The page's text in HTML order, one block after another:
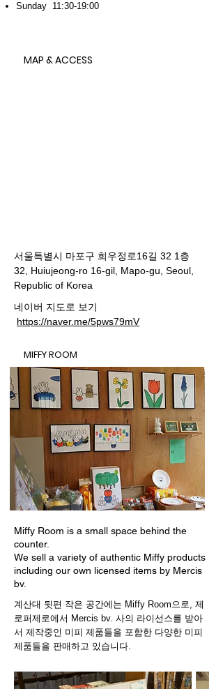
Sunday 11:30-19:00
MAP & ACCESS
서울특별시 마포구 희우정로16길 32 1층
32, Huiujeong-ro 16-gil, Mapo-gu, Seoul,
Republic of Korea
​네이버 지도로 보기
https://naver.me/5pws79mV
​MIFFY ROOM
Miffy Room is a small space behind the
counter.
We sell a variety of authentic Miffy products
including our own licensed items by Mercis
bv.
계산대 뒷편 작은 공간에는 Miffy Room으로, 제
로퍼제로에서 Mercis bv. 사의 라이선스를 받아
서 제작중인 미피 제품들을 포함한 다양한 미피
제품들을 판매하고 있습니다.